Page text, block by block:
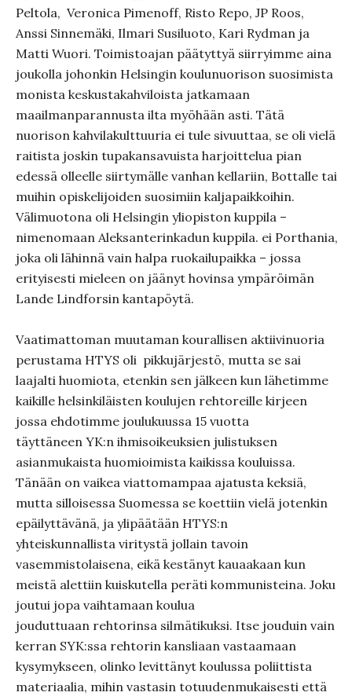
Peltola, Veronica Pimenoff, Risto Repo, JP Roos,
Anssi Sinnemäki, Ilmari Susiluoto, Kari Rydman ja
Matti Wuori. Toimistoajan päätyttyä siirryimme aina
joukolla johonkin Helsingin koulunuorison suosimista
monista keskustakahviloista jatkamaan
maailmanparannusta ilta myöhään asti. Tätä
nuorison kahvilakulttuuria ei tule sivuuttaa, se oli vielä
raitista joskin tupakansavuista harjoittelua pian
edessä olleelle siirtymälle vanhan kellariin, Bottalle tai
muihin opiskelijoiden suosimiin kaljapaikkoihin.
Välimuotona oli Helsingin yliopiston kuppila –
nimenomaan Aleksanterinkadun kuppila. ei Porthania,
joka oli lähinnä vain halpa ruokailupaikka – jossa
erityisesti mieleen on jäänyt hovinsa ympäröimän
Lande Lindforsin kantapöytä.
Vaatimattoman muutaman kourallisen aktiivinuoria
perustama HTYS oli pikkujärjestö, mutta se sai
laajalti huomiota, etenkin sen jälkeen kun lähetimme
kaikille helsinkiläisten koulujen rehtoreille kirjeen
jossa ehdotimme joulukuussa 15 vuotta
täyttäneen YK:n ihmisoikeuksien julistuksen
asianmukaista huomioimista kaikissa kouluissa.
Tänään on vaikea viattomampaa ajatusta keksiä,
mutta silloisessa Suomessa se koettiin vielä jotenkin
epäilyttävänä, ja ylipäätään HTYS:n
yhteiskunnallista viritystä jollain tavoin
vasemmistolaisena, eikä kestänyt kauaakaan kun
meistä alettiin kuiskutella peräti kommunisteina. Joku
joutui jopa vaihtamaan koulua
jouduttuaan rehtorinsa silmätikuksi. Itse jouduin vain
kerran SYK:ssa rehtorin kansliaan vastaamaan
kysymykseen, olinko levittänyt koulussa poliittista
materiaalia, mihin vastasin totuudenmukaisesti että